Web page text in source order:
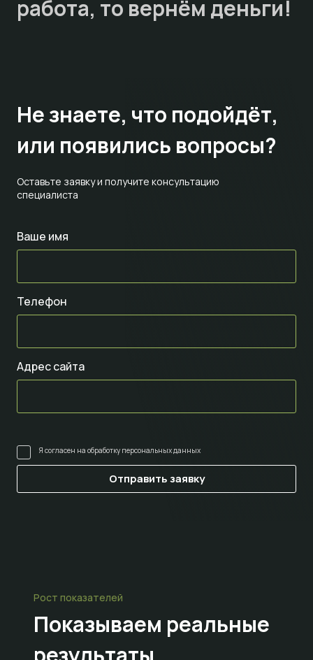
работа, то вернём деньги!
Оставьте заявку и получите консультацию
специалиста
Не знаете, что подойдёт,
или появились вопросы?
Ваше имя
Телефон
Адрес сайта
Я согласен на обработку персональных данных
Рост показателей
Показываем реальные